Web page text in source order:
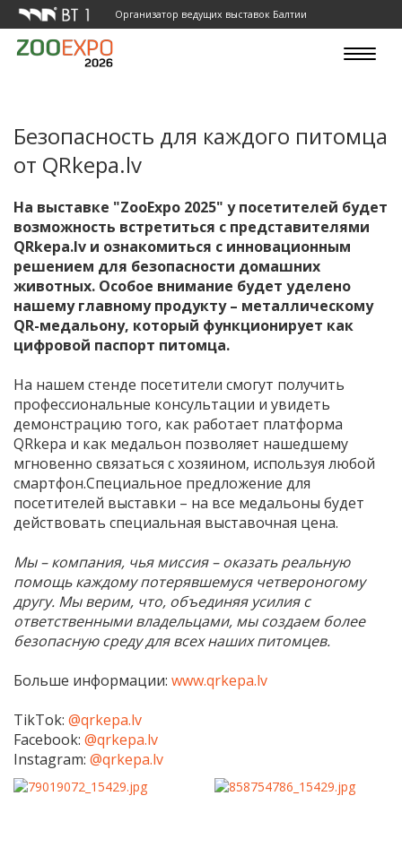
Организатор ведущих выставок Балтии
Toggle
Безопасность для каждого питомца
от QRkepa.lv
На выставке "ZooExpo 2025" у посетителей будет
возможность встретиться с представителями
QRkepa.lv и ознакомиться с инновационным
решением для безопасности домашних
животных. Особое внимание будет уделено
нашему главному продукту – металлическому
QR-медальону, который функционирует как
цифровой паспорт питомца.
На нашем стенде посетители смогут получить
профессиональные консультации и увидеть
демонстрацию того, как работает платформа
QRkepa и как медальон позволяет нашедшему
мгновенно связаться с хозяином, используя любой
смартфон.Специальное предложение для
посетителей выставки – на все медальоны будет
действовать специальная выставочная цена.
Мы – компания, чья миссия – оказать реальную
помощь каждому потерявшемуся четвероногому
другу. Мы верим, что, объединяя усилия с
ответственными владельцами, мы создаем более
безопасную среду для всех наших питомцев.
Больше информации: www.qrkepa.lv
TikTok: @qrkepa.lv
Facebook: @qrkepa.lv
Instagram: @qrkepa.lv